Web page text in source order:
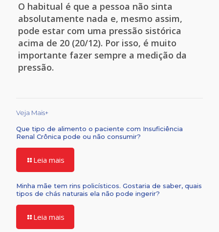
O habitual é que a pessoa não sinta
absolutamente nada e, mesmo assim,
pode estar com uma pressão sistórica
acima de 20 (20/12). Por isso, é muito
importante fazer sempre a medição da
pressão.
Veja Mais+
Que tipo de alimento o paciente com Insuficiência
Renal Crônica pode ou não consumir?
Leia mais
Minha mãe tem rins policísticos. Gostaria de saber, quais
tipos de chás naturais ela não pode ingerir?
Leia mais